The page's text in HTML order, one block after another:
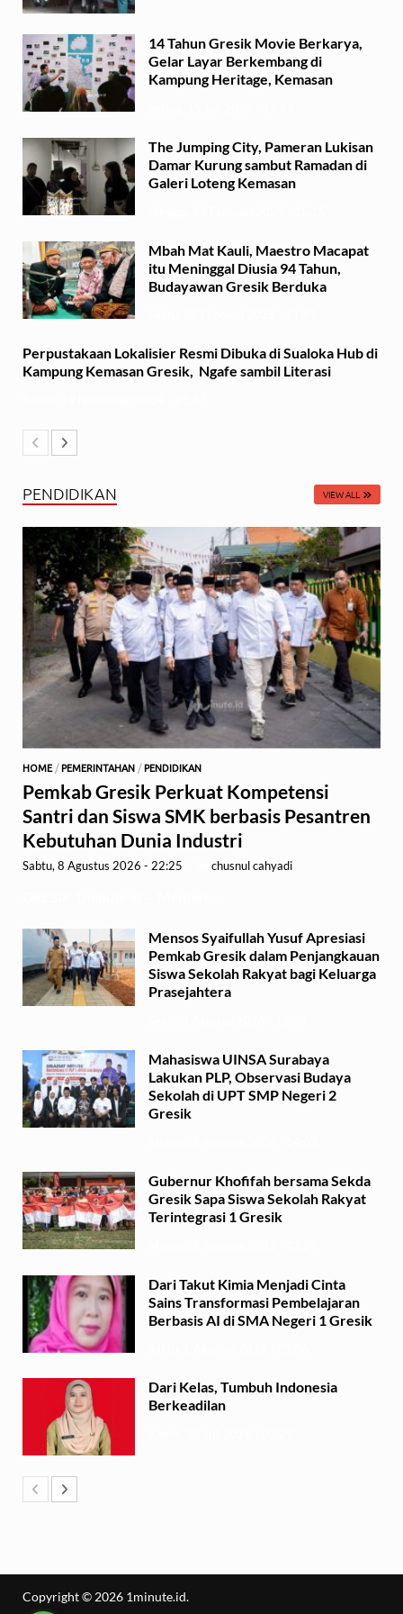
14 Tahun Gresik Movie Berkarya,
Gelar Layar Berkembang di
Kampung Heritage, Kemasan
The Jumping City, Pameran Lukisan
Damar Kurung sambut Ramadan di
Galeri Loteng Kemasan
Mbah Mat Kauli, Maestro Macapat
itu Meninggal Diusia 94 Tahun,
Budayawan Gresik Berduka
Perpustakaan Lokalisier Resmi Dibuka di Sualoka Hub di
Kampung Kemasan Gresik, Ngafe sambil Literasi
PENDIDIKAN VIEW ALL
HOME /PEMERINTAHAN /PENDIDIKAN
Pemkab Gresik Perkuat Kompetensi
Santri dan Siswa SMK berbasis Pesantren
Kebutuhan Dunia Industri
Sabtu, 8 Agustus 2026 - 22:25 chusnul cahyadi
Mensos Syaifullah Yusuf Apresiasi
Pemkab Gresik dalam Penjangkauan
Siswa Sekolah Rakyat bagi Keluarga
Prasejahtera
Mahasiswa UINSA Surabaya
Lakukan PLP, Observasi Budaya
Sekolah di UPT SMP Negeri 2
Gresik
Gubernur Khofifah bersama Sekda
Gresik Sapa Siswa Sekolah Rakyat
Terintegrasi 1 Gresik
Dari Takut Kimia Menjadi Cinta
Sains Transformasi Pembelajaran
Berbasis AI di SMA Negeri 1 Gresik
Dari Kelas, Tumbuh Indonesia
Berkeadilan
Copyright © 2026 1minute.id.